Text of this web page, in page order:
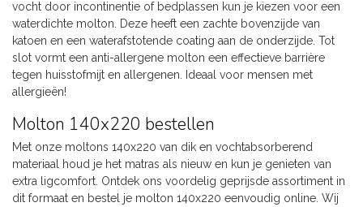
vocht door incontinentie of bedplassen kun je kiezen voor een
waterdichte molton. Deze heeft een zachte bovenzijde van
katoen en een waterafstotende coating aan de onderzijde. Tot
slot vormt een anti-allergene molton een effectieve barrière
tegen huisstofmijt en allergenen. Ideaal voor mensen met
allergieën!
Molton 140x220 bestellen
Met onze moltons 140x220 van dik en vochtabsorberend
materiaal houd je het matras als nieuw en kun je genieten van
extra ligcomfort. Ontdek ons voordelig geprijsde assortiment in
dit formaat en bestel je molton 140x220 eenvoudig online. Wij